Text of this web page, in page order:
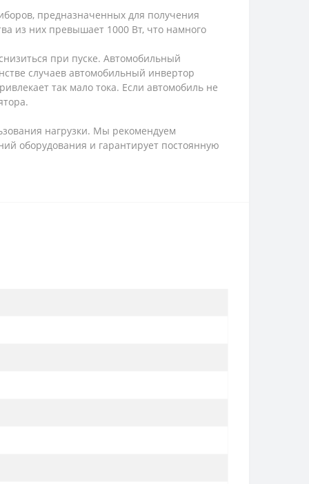
предназначенных для получения
из них превышает 1000 Вт, что намного
при пуске. Автомобильный
случаев автомобильный инвертор
так мало тока. Если автомобиль не
нагрузки. Мы рекомендуем
оборудования и гарантирует постоянную